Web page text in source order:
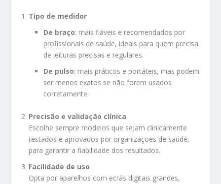
Tipo de medidor
De braço: mais fiáveis e recomendados por
profissionais de saúde, ideais para quem precisa
de leituras precisas e regulares.
De pulso: mais práticos e portáteis, mas podem
ser menos exatos se não forem usados
corretamente.
Precisão e validação clínica
Escolhe sempre modelos que sejam clinicamente
testados e aprovados por organizações de saúde,
para garantir a fiabilidade dos resultados.
Facilidade de uso
Opta por aparelhos com ecrãs digitais grandes,